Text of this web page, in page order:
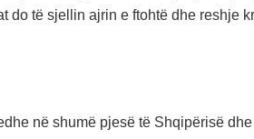
do të sjellin ajrin e ftohtë dhe reshje
në shumë pjesë të Shqipërisë